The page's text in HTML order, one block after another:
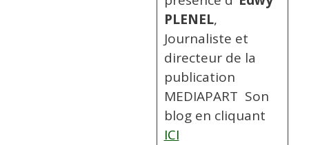
PLENEL,
Journaliste et
directeur de la
publication
MEDIAPART Son
blog en cliquant
ICI